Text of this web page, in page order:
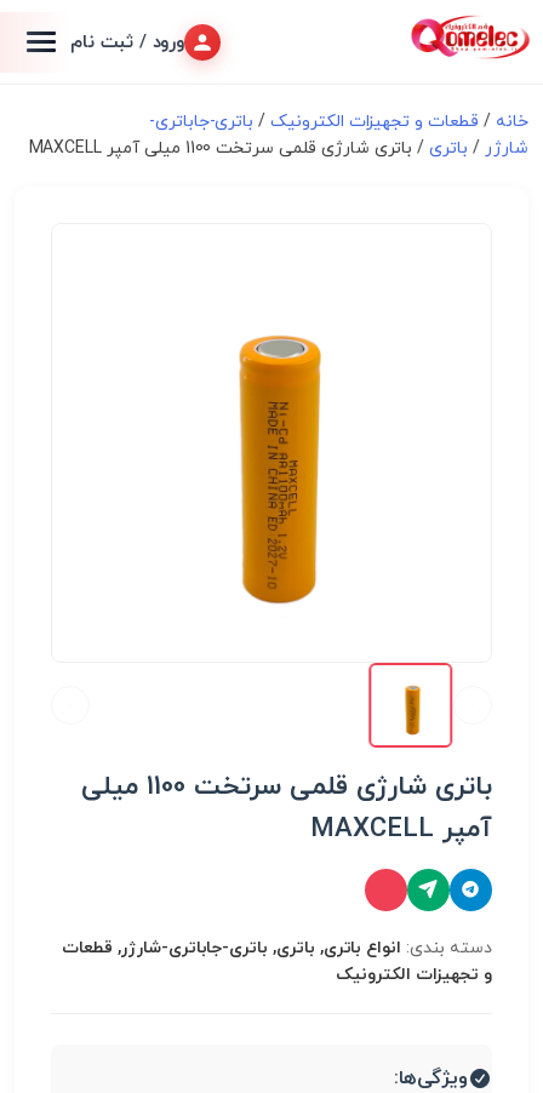
ورود / ثبت نام
خانه / قطعات و تجهیزات الکترونیک/ باتری-جاباتری-
شارژر / باتری/ باتری شارژی قلمی سرتخت 1100 میلی آمپر MAXCELL
باتری شارژی قلمی سرتخت 1100 میلی
آمپر MAXCELL
دسته بندی: انواع باتری, باتری, باتری-جاباتری-شارژر, قطعات
و تجهیزات الکترونیک
ویژگی‌ها: